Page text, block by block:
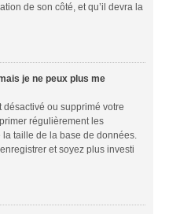
de son côté, et qu’il devra la
je ne peux plus me
désactivé ou supprimé votre
régulièrement les
taille de la base de données.
et soyez plus investi